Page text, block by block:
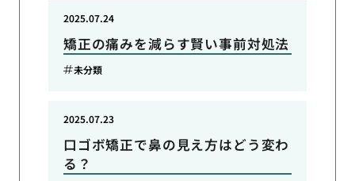
矯正の痛みを減らす賢い事前対処法
2025.07.24
未分類
口ゴボ矯正で鼻の見え方はどう変わ
る？
2025.07.23